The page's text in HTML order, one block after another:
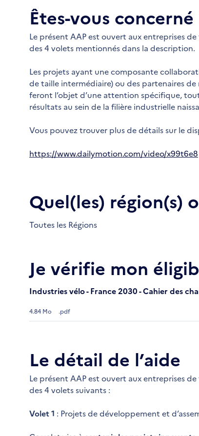
Êtes-vous concerné
Le présent AAP est ouvert aux entreprises
des 4 volets mentionnés dans la description.
Les projets ayant une composante
de taille intermédiaire) ou des partenaires
feront l’objet d’une attention spécifique,
résultats au sein de la filière industrielle
Vous pouvez trouver plus de détails sur le
https://www.dailymotion.com/video/x99t6e8
Quel(les) région(s)
Toutes les Régions
Je vérifie mon
Industries vélo - France 2030 - Cahier des
4.84 Mo .pdf
Le détail de l’aide
Le présent AAP est ouvert aux entreprises
des 4 volets suivants :
Volet 1 : Projets de développement et